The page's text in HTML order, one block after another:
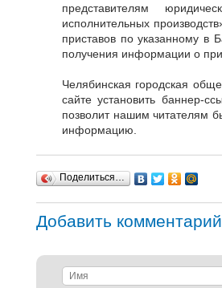
представителям
исполнительных
приставов по указанному в
получения информации о
Челябинская городская
сайте установить баннер-
позволит нашим читателям
информацию.
Поделиться…
Добавить комментарий
Имя